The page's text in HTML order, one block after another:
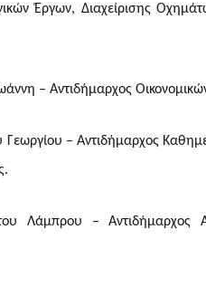
Έργων, Διαχείρισης
– Αντιδήμαρχος
Γεωργίου – Αντιδήμαρχος
Λάμπρου – Αντιδήμαρχος